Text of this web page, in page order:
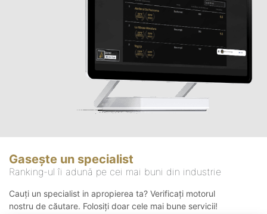
Gasește un specialist
Ranking-ul îi adună pe cei mai buni din industrie
Cauți un specialist in apropierea ta? Verificați motorul
nostru de căutare. Folosiți doar cele mai bune servicii!